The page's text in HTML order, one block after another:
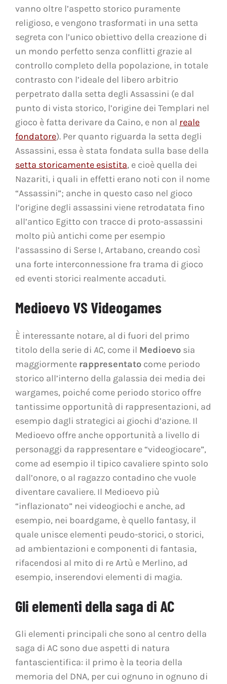
vanno oltre l’aspetto storico puramente
religioso, e vengono trasformati in una setta
segreta con l’unico obiettivo della creazione di
un mondo perfetto senza conflitti grazie al
controllo completo della popolazione, in totale
contrasto con l’ideale del libero arbitrio
perpetrato dalla setta degli Assassini (e dal
punto di vista storico, l’origine dei Templari nel
gioco è fatta derivare da Caino, e non al reale
fondatore). Per quanto riguarda la setta degli
Assassini, essa è stata fondata sulla base della
setta storicamente esistita, e cioè quella dei
Nazariti, i quali in effetti erano noti con il nome
“Assassini”; anche in questo caso nel gioco
l’origine degli assassini viene retrodatata fino
all’antico Egitto con tracce di proto-assassini
molto più antichi come per esempio
l’assassino di Serse I, Artabano, creando così
una forte interconnessione fra trama di gioco
ed eventi storici realmente accaduti.
Medioevo VS Videogames
È interessante notare, al di fuori del primo
titolo della serie di AC, come il Medioevosia
maggiormente rappresentatocome periodo
storico all’interno della galassia dei media dei
wargames, poiché come periodo storico offre
tantissime opportunità di rappresentazioni, ad
esempio dagli strategici ai giochi d’azione. Il
Medioevo offre anche opportunità a livello di
personaggi da rappresentare e “videogiocare”,
come ad esempio il tipico cavaliere spinto solo
dall’onore, o al ragazzo contadino che vuole
diventare cavaliere. Il Medioevo più
“inflazionato” nei videogiochi e anche, ad
esempio, nei boardgame, è quello fantasy, il
quale unisce elementi peudo-storici, o storici,
ad ambientazioni e componenti di fantasia,
rifacendosi al mito di re Artù e Merlino, ad
esempio, inserendovi elementi di magia.
Gli elementi della saga di AC
Gli elementi principali che sono al centro della
saga di AC sono due aspetti di natura
fantascientifica: il primo è la teoria della
memoria del DNA, per cui ognuno in ognuno di